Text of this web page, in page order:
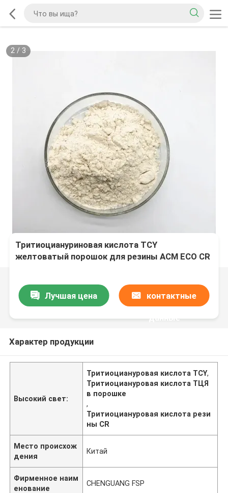
2/ 3
Тритиоциануриновая кислота TCY
желтоватый порошок для резины ACM ECO CR
Лучшая цена контактные
данные
Характер продукции
Высокий свет:
Тритиоциануровая кислота TCY,
Тритиоциануровая кислота ТЦЯ
в порошке
,
Тритиоциануровая кислота рези
ны CR
Место происхож
дения
Китай
Фирменное наим
енование
CHENGUANG FSP